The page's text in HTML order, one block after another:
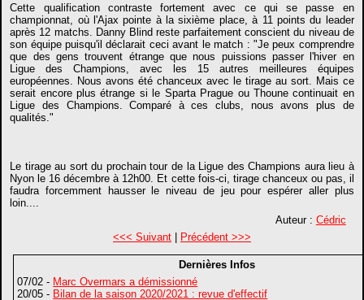
Cette qualification contraste fortement avec ce qui se passe en
championnat, où l'Ajax pointe à la sixième place, à 11 points du leader
après 12 matchs. Danny Blind reste parfaitement conscient du niveau de
son équipe puisqu'il déclarait ceci avant le match : "Je peux comprendre
que des gens trouvent étrange que nous puissions passer l'hiver en
Ligue des Champions, avec les 15 autres meilleures équipes
européennes. Nous avons été chanceux avec le tirage au sort. Mais ce
serait encore plus étrange si le Sparta Prague ou Thoune continuait en
Ligue des Champions. Comparé à ces clubs, nous avons plus de
qualités."
Le tirage au sort du prochain tour de la Ligue des Champions aura lieu à
Nyon le 16 décembre à 12h00. Et cette fois-ci, tirage chanceux ou pas, il
faudra forcemment hausser le niveau de jeu pour espérer aller plus
loin....
Auteur : Cédric
<<< Suivant| Précédent >>>
Dernières Infos
07/02 - Marc Overmars a démissionné
20/05 - Bilan de la saison 2020/2021 : revue d'effectif